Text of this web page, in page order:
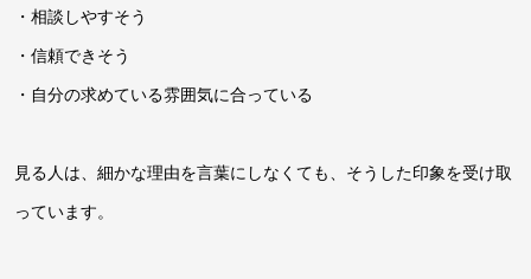
・相談しやすそう
・信頼できそう
・自分の求めている雰囲気に合っている
見る人は、細かな理由を言葉にしなくても、そうした印象を受け取
っています。